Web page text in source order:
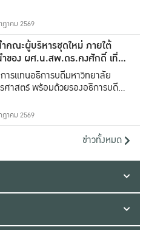
าคม 2569
คณะผู้บริหารชุดใหม่ ภายใต้
ของ ผศ.น.สพ.ดร.คงศักดิ์ เที่ยง
ารแทนอธิการบดีมหาวิทยาลัย
ศาสตร์ พร้อมด้วยรองอธิการบดีทั้ง
ฎาคม 2569
ข่าวทั้งหมด